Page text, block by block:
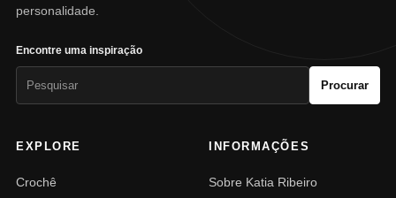
personalidade.
Encontre uma inspiração
Procurar
EXPLORE
Crochê
INFORMAÇÕES
Sobre Katia Ribeiro